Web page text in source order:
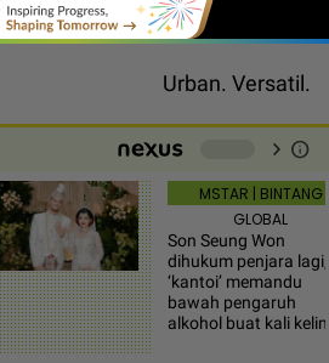
Urban. Versatil.
chevron_right info
MSTAR | BINTANG
GLOBAL
Son Seung Won
dihukum penjara lagi,
‘kantoi’ memandu
bawah pengaruh
alkohol buat kali